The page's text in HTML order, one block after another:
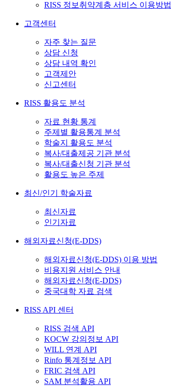
RISS 정보취약계층 서비스 이용방법
고객센터
자주 찾는 질문
상담 신청
상담 내역 확인
고객제안
신고센터
RISS 활용도 분석
자료 현황 통계
주제별 활용통계 분석
학술지 활용도 분석
복사/대출제공 기관 분석
복사/대출신청 기관 분석
활용도 높은 주제
최신/인기 학술자료
최신자료
인기자료
해외자료신청(E-DDS)
해외자료신청(E-DDS) 이용 방법
비용지원 서비스 안내
해외자료신청(E-DDS)
중국대학 자료 검색
RISS API 센터
RISS 검색 API
KOCW 강의정보 API
WILL 연계 API
Rinfo 통계정보 API
FRIC 검색 API
SAM 분석활용 API